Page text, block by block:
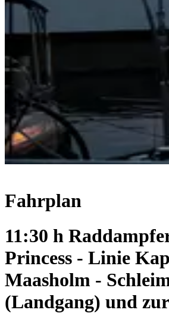
Fahrplan
11:30 h
Princess - Linie
Maasholm -
(Landgang) und